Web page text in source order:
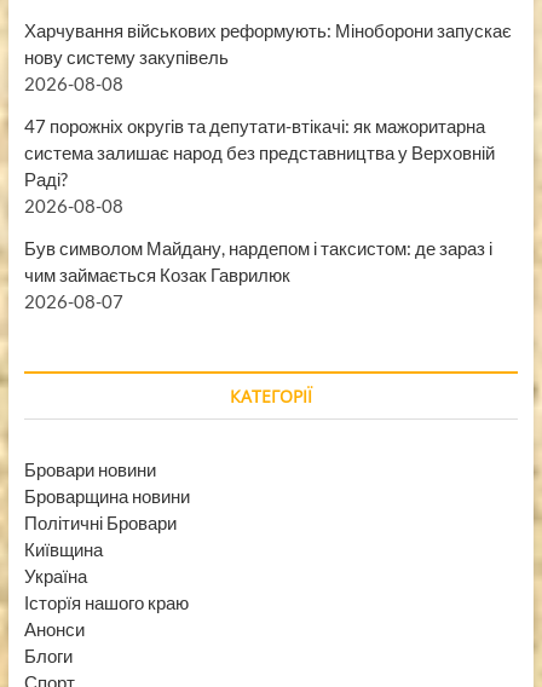
Харчування військових реформують: Міноборони запускає
нову систему закупівель
2026-08-08
47 порожніх округів та депутати-втікачі: як мажоритарна
система залишає народ без представництва у Верховній
Раді?
2026-08-08
Був символом Майдану, нардепом і таксистом: де зараз і
чим займається Козак Гаврилюк
2026-08-07
КАТЕГОРІЇ
Бровари новини
Броварщина новини
Політичні Бровари
Київщина
Україна
Історїя нашого краю
Анонси
Блоги
Спорт